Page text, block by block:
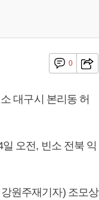
0
대구시 본리동 허
오전, 빈소 전북 익
원주재기자) 조모상